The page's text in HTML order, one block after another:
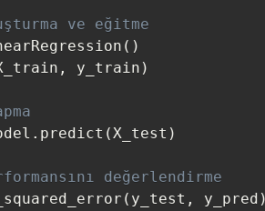
ve eğitme
( )
, y_train )
. predict (X_test )
değerlendirme
( y_test , y_pred